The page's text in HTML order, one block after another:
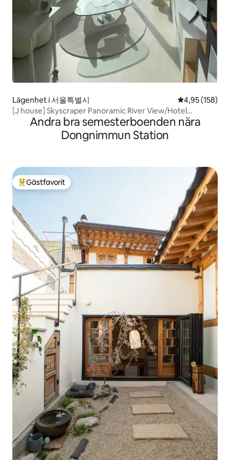
Lägenhet i 서울특별시 4,95 av 5 i
4,95 (158)
[J house] Skyscraper Panoramic River View/Hotel
Bedding/Hapjeong Station 2 minuter och Hongik
University Station 10 minuter.
Andra bra semesterboenden nära
Dongnimmun Station
Populär gästfavorit
Gästfavorit